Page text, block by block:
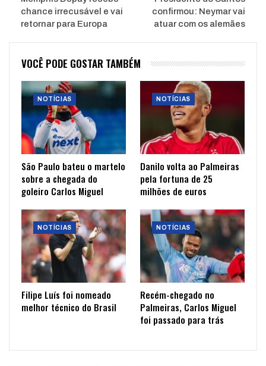
chance irrecusável e vai
retornar para Europa
confirmou: Neymar vai
atuar com os alemães
VOCÊ PODE GOSTAR TAMBÉM
NOTÍCIAS
São Paulo bateu o martelo
sobre a chegada do
goleiro Carlos Miguel
NOTÍCIAS
Danilo volta ao Palmeiras
pela fortuna de 25
milhões de euros
NOTÍCIAS
Filipe Luís foi nomeado
melhor técnico do Brasil
NOTÍCIAS
Recém-chegado no
Palmeiras, Carlos Miguel
foi passado para trás